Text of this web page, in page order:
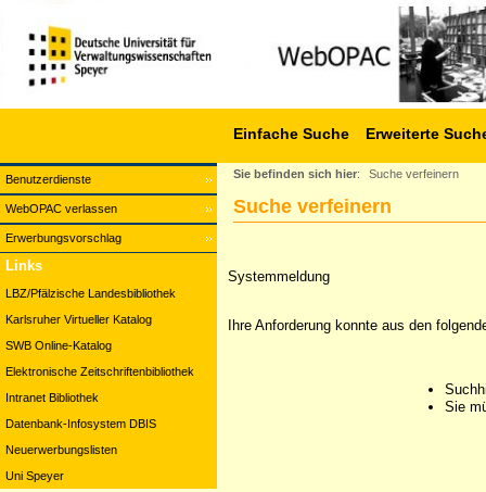
Benutzerdienste
WebOPAC verlassen
Erwerbungsvorschlag
Einfache Suche Erweiterte
Links
LBZ/Pfälzische Landesbibliothek
Karlsruher Virtueller Katalog
SWB Online-Katalog
Elektronische Zeitschriftenbibliothek
Intranet Bibliothek
Datenbank-Infosystem DBIS
Neuerwerbungslisten
Uni Speyer
Sie befinden sich hier: Suche verfeinern
Suche verfeinern
Systemmeldung
Ihre Anforderung konnte aus den
Sie